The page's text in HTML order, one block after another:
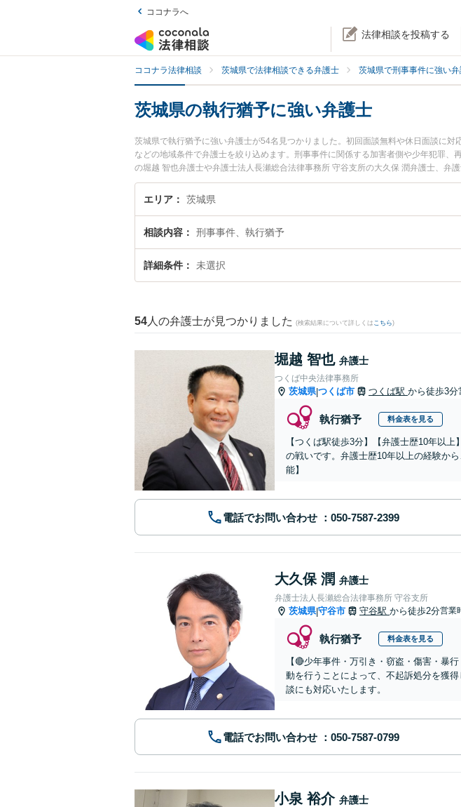
ココナラへ
法律相談を投稿する
ココナラ法律相談 茨城県で法律相談できる弁護士 茨城県で刑事事件に強い
茨城県の執行猶予に強い弁護士
茨城県で執行猶予に強い弁護士が54名見つかりました。初回面談無料や休日面談に
などの地域条件で弁護士を絞り込めます。刑事事件に関係する加害者側や少年犯罪
の堀越 智也弁護士や弁護士法人長瀬総合法律事務所 守谷支所の大久保 潤弁護士、弁
ール情報や弁護士費用、強みなどが注目されています。『茨城県で土日や夜間に発
富な近くの弁護士を検索したい』『初回相談無料で執行猶予を法律相談できる茨城
エリア 茨城県
相談内容 刑事事件、執行猶予
詳細条件 未選択
54 人の弁護士が見つかりました (検索結果について詳しくは こちら)
堀越 智也 弁護士
つくば中央法律事務所
茨城県|つくば市 つくば駅 から徒歩3分
執行猶予 料金表を見る
【つくば駅徒歩3分】【弁護士歴10年以
の戦いです。弁護士歴10年以上の経験か
能】
電話でお問い合わせ
大久保 潤 弁護士
弁護士法人長瀬総合法律事務所 守谷支所
茨城県|守谷市 守谷駅 から徒歩2分営業
執行猶予 料金表を見る
【🔴少年事件・万引き・窃盗・傷害・
動を行うことによって、不起訴処分を獲
談にも対応いたします。
電話でお問い合わせ
小泉 裕介 弁護士